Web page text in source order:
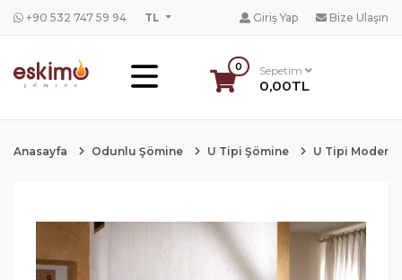
+90 532 747 59 94 TL Giriş Yap Bize Ulaşın
0 Sepetim
0,00TL
Anasayfa Odunlu Şömine U Tipi Şömine U Tipi Modern